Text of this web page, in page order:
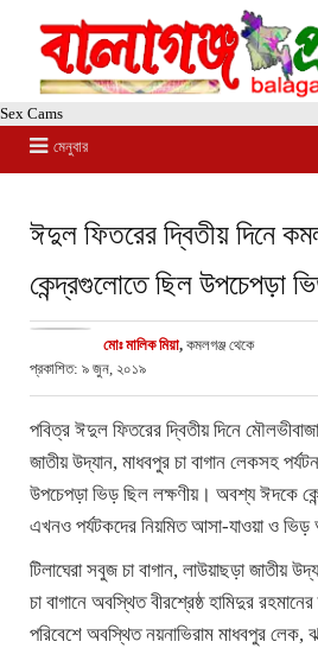
Sex Cams
মেনুবার
ঈদুল ফিতরের দ্বিতীয় দিনে
কেন্দ্রগুলোতে ছিল উপচেপড়া
মোঃ মালিক মিয়া, কমলগঞ্জ থেকে
প্রকাশিত: ৯ জুন, ২০১৯
পবিত্র ঈদুল ফিতরের দ্বিতীয় দিনে
জাতীয় উদ্যান, মাধবপুর চা বাগান লেকসহ
উপচেপড়া ভিড় ছিল লক্ষণীয়। অবশ্য ঈদকে
এখনও পর্যটকদের নিয়মিত আসা-যাওয়া ও
টিলাঘেরা সবুজ চা বাগান, লাউয়াছড়া জাতীয়
চা বাগানে অবস্থিত বীরশ্রেষ্ঠ হামিদুর
পরিবেশে অবস্থিত নয়নাভিরাম মাধবপুর লেক,